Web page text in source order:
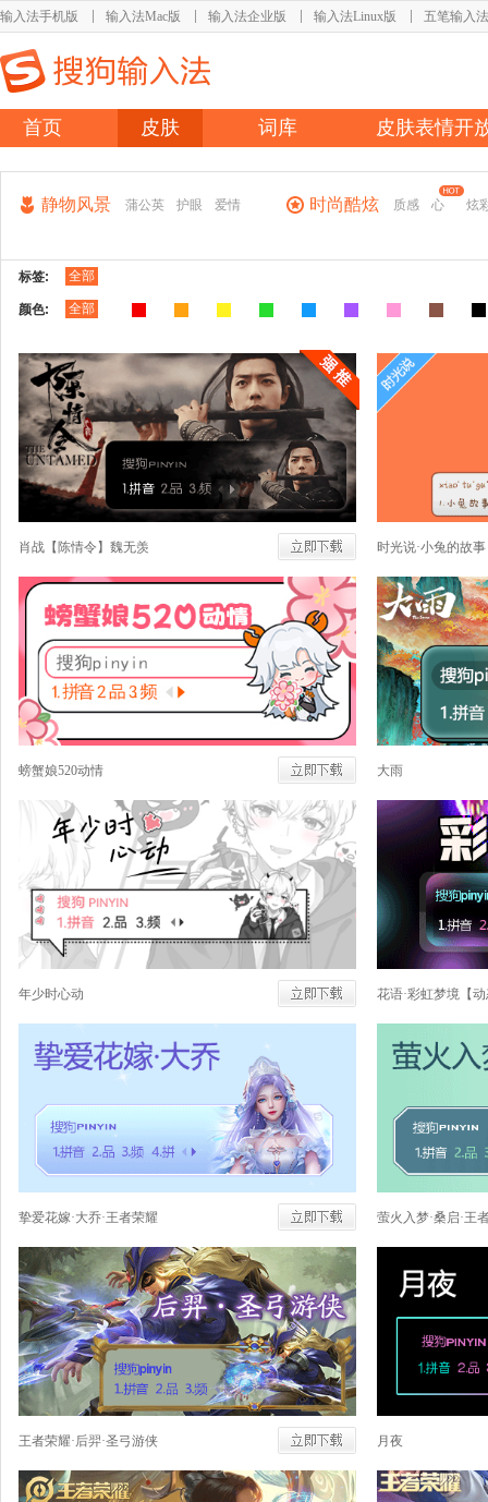
输入法手机版 输入法Mac版 输入法企业版 输入法Linux版 五笔输入法
首页 皮肤 词库 皮肤表情开
静物风景 蒲公英 护眼 爱情 时尚酷炫 质感 心 炫
标签: 全部
颜色: 全部
肖战【陈情令】魏无羡 时光说·小兔的故事
螃蟹娘520动情 大雨
年少时心动 花语·彩虹梦境【
挚爱花嫁·大乔·王者荣耀 萤火入梦·桑启·王
王者荣耀·后羿·圣弓游侠 月夜